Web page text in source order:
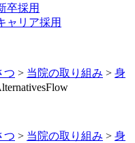
卒採用
ャリア採用
つ > 当院の取り組み > 身
つ > 当院の取り組み > 身